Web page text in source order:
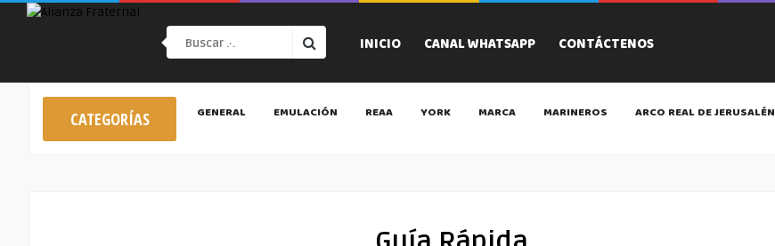
INICIO CANAL WHATSAPP CONTÁCTENOS
CATEGORÍAS GENERAL EMULACIÓN REAA YORK MARCA MARINEROS ARCO REAL DE JERUSALÉN